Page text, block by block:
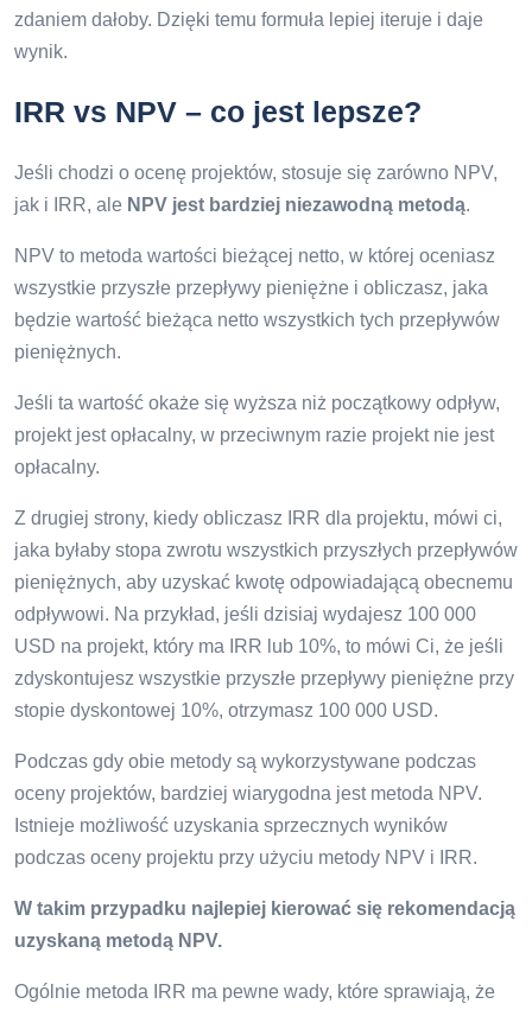
zdaniem dałoby. Dzięki temu formuła lepiej iteruje i daje
wynik.
IRR vs NPV – co jest lepsze?
Jeśli chodzi o ocenę projektów, stosuje się zarówno NPV,
jak i IRR, ale NPV jest bardziej niezawodną metodą.
NPV to metoda wartości bieżącej netto, w której oceniasz
wszystkie przyszłe przepływy pieniężne i obliczasz, jaka
będzie wartość bieżąca netto wszystkich tych przepływów
pieniężnych.
Jeśli ta wartość okaże się wyższa niż początkowy odpływ,
projekt jest opłacalny, w przeciwnym razie projekt nie jest
opłacalny.
Z drugiej strony, kiedy obliczasz IRR dla projektu, mówi ci,
jaka byłaby stopa zwrotu wszystkich przyszłych przepływów
pieniężnych, aby uzyskać kwotę odpowiadającą obecnemu
odpływowi. Na przykład, jeśli dzisiaj wydajesz 100 000
USD na projekt, który ma IRR lub 10%, to mówi Ci, że jeśli
zdyskontujesz wszystkie przyszłe przepływy pieniężne przy
stopie dyskontowej 10%, otrzymasz 100 000 USD.
Podczas gdy obie metody są wykorzystywane podczas
oceny projektów, bardziej wiarygodna jest metoda NPV.
Istnieje możliwość uzyskania sprzecznych wyników
podczas oceny projektu przy użyciu metody NPV i IRR.
W takim przypadku najlepiej kierować się rekomendacją
uzyskaną metodą NPV.
Ogólnie metoda IRR ma pewne wady, które sprawiają, że